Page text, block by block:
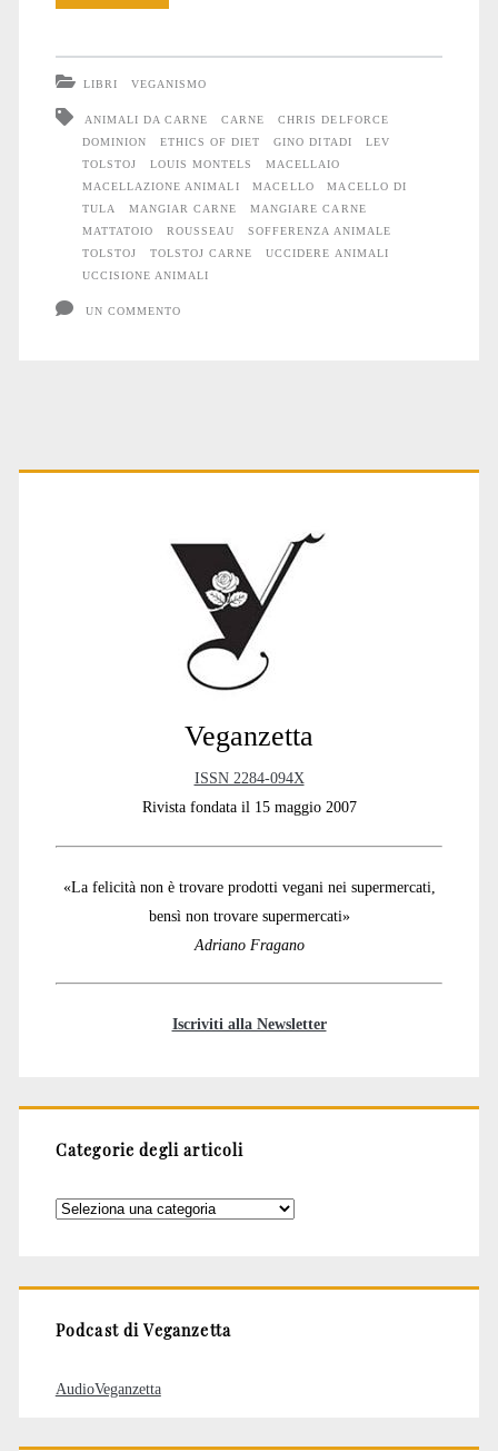
di
Tula
LIBRI VEGANISMO
ANIMALI DA CARNE CARNE
CHRIS DELFORCE
DOMINION
ETHICS OF DIET GINO DITADI
LEV
TOLSTOJ
LOUIS MONTELS
MACELLAIO
MACELLAZIONE ANIMALI
MACELLO
MACELLO DI
TULA
MANGIAR CARNE
MANGIARE CARNE
MATTATOIO
ROUSSEAU
SOFFERENZA ANIMALE
TOLSTOJ
TOLSTOJ CARNE
UCCIDERE ANIMALI
UCCISIONE ANIMALI
UN COMMENTO
Primary
Veganzetta
ISSN 2284-094X
Rivista fondata il 15 maggio 2007
«La felicità non è trovare prodotti vegani nei supermercati,
bensì non trovare supermercati»
Adriano Fragano
Iscriviti alla Newsletter
Categorie degli articoli
Categorie
Podcast di Veganzetta
AudioVeganzetta